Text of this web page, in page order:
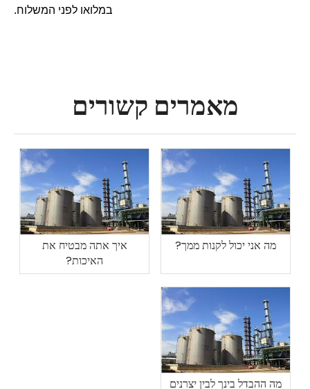
במלואו לפני המשלוח.
מאמרים קשורים
מה אני יכול לקנות ממך?
איך אתה מבטיח את
האיכות?
מה ההבדל בינך לבין יצרנים